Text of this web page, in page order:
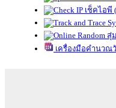
เช็คไอพี
สุ่
เครื่องมือคำนวณ